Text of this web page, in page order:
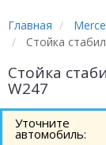
Главная
Стойка
Стойка
W247
Уточните
автомобиль: